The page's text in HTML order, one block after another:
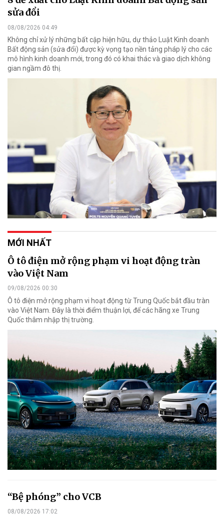
sửa đổi
08/08/2026 04:49
Không chỉ xử lý những bất cập hiện hữu, dự thảo Luật Kinh doanh
Bất động sản (sửa đổi) được kỳ vọng tạo nền tảng pháp lý cho các
mô hình kinh doanh mới, trong đó có khai thác và giao dịch không
gian ngầm đô thị.
MỚI NHẤT
Ô tô điện mở rộng phạm vi hoạt động tràn
vào Việt Nam
09/08/2026 00:30
Ô tô điện mở rộng phạm vi hoạt động từ Trung Quốc bắt đầu tràn
vào Việt Nam. Đây là thời điểm thuận lợi, để các hãng xe Trung
Quốc thâm nhập thị trường.
“Bệ phóng” cho VCB
08/08/2026 17:02